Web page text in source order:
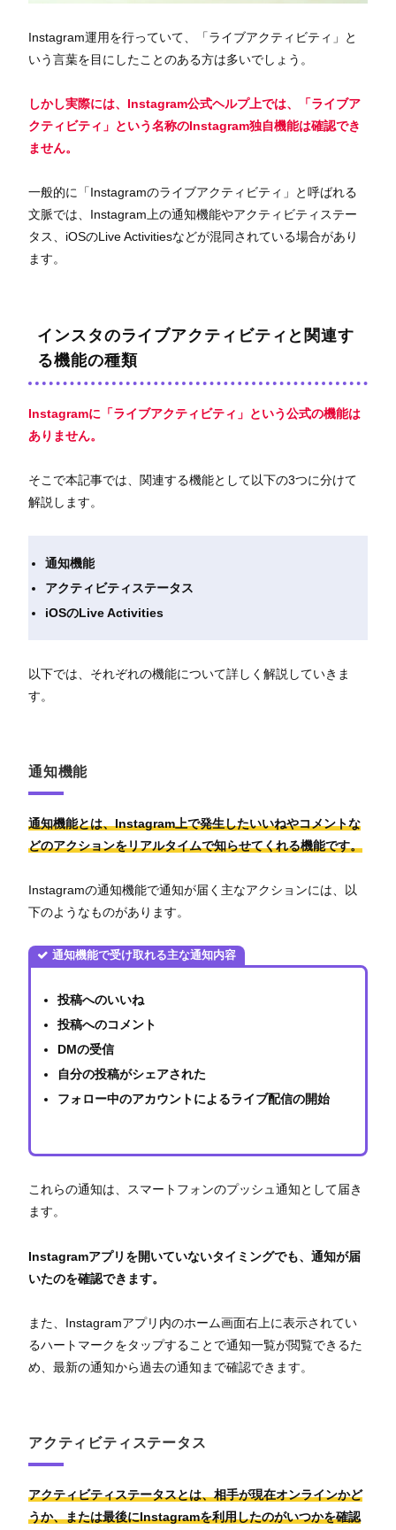
Instagram運用を行っていて、「ライブアクティビティ」と
いう言葉を目にしたことのある方は多いでしょう。
しかし実際には、Instagram公式ヘルプ上では、「ライブア
クティビティ」という名称のInstagram独自機能は確認でき
ません。
一般的に「Instagramのライブアクティビティ」と呼ばれる
文脈では、Instagram上の通知機能やアクティビティステー
タス、iOSのLive Activitiesなどが混同されている場合があり
ます。
インスタのライブアクティビティと関連す
る機能の種類
Instagramに「ライブアクティビティ」という公式の機能は
ありません。
そこで本記事では、関連する機能として以下の3つに分けて
解説します。
通知機能
アクティビティステータス
iOSのLive Activities
以下では、それぞれの機能について詳しく解説していきま
す。
通知機能
通知機能とは、Instagram上で発生したいいねやコメントな
どのアクションをリアルタイムで知らせてくれる機能です。
Instagramの通知機能で通知が届く主なアクションには、以
下のようなものがあります。
通知機能で受け取れる主な通知内容
投稿へのいいね
投稿へのコメント
DMの受信
自分の投稿がシェアされた
フォロー中のアカウントによるライブ配信の開始
これらの通知は、スマートフォンのプッシュ通知として届き
ます。
Instagramアプリを開いていないタイミングでも、通知が届
いたのを確認できます。
また、Instagramアプリ内のホーム画面右上に表示されてい
るハートマークをタップすることで通知一覧が閲覧できるた
め、最新の通知から過去の通知まで確認できます。
アクティビティステータス
アクティビティステータスとは、相手が現在オンラインかど
うか、または最後にInstagramを利用したのがいつかを確認